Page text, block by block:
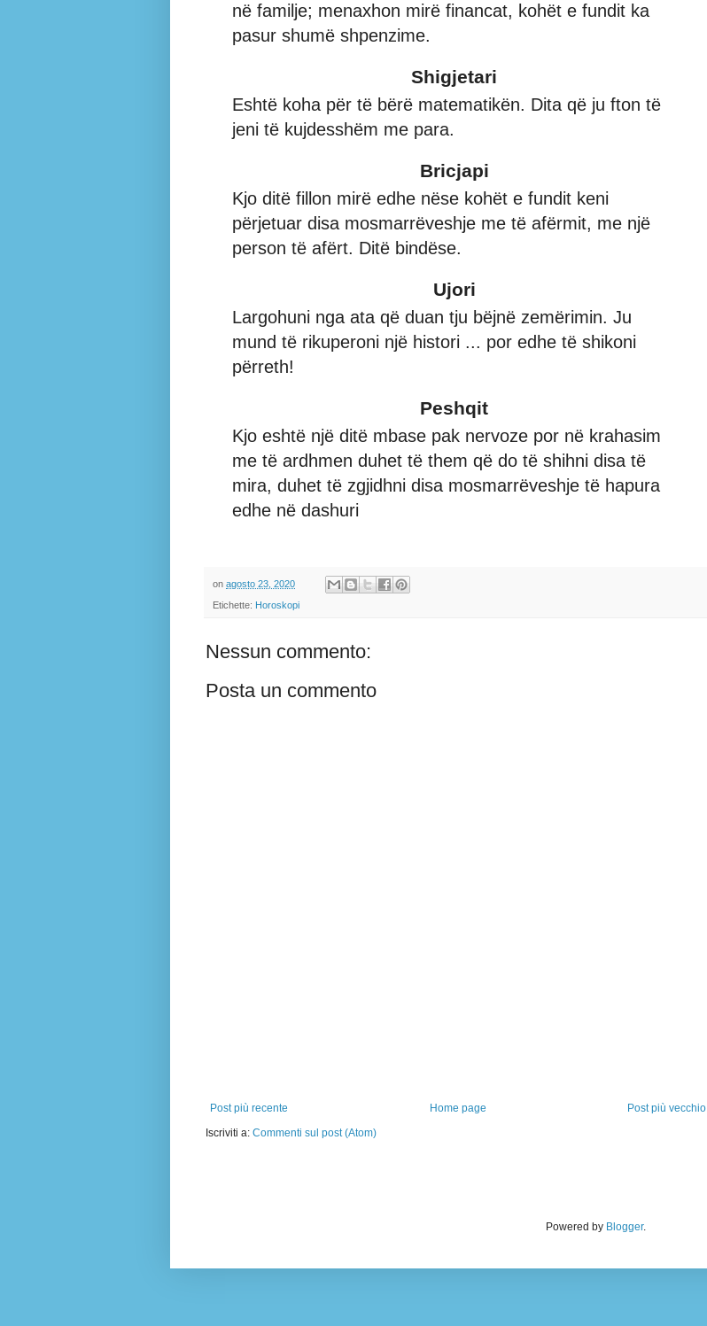
në familje; menaxhon mirë financat, kohët e fundit ka
pasur shumë shpenzime.
Shigjetari
Eshtë koha për të bërë matematikën. Dita që ju fton të
jeni të kujdesshëm me para.
Bricjapi
Kjo ditë fillon mirë edhe nëse kohët e fundit keni
përjetuar disa mosmarrëveshje me të afërmit, me një
person të afërt. Ditë bindëse.
Ujori
Largohuni nga ata që duan tju bëjnë zemërimin. Ju
mund të rikuperoni një histori ... por edhe të shikoni
përreth!
Peshqit
Kjo eshtë një ditë mbase pak nervoze por në krahasim
me të ardhmen duhet të them që do të shihni disa të
mira, duhet të zgjidhni disa mosmarrëveshje të hapura
edhe në dashuri
on agosto 23, 2020
Etichette: Horoskopi
Nessun commento:
Posta un commento
Post più recente Post più vecchio
Home page
Iscriviti a: Commenti sul post (Atom)
Powered by Blogger.